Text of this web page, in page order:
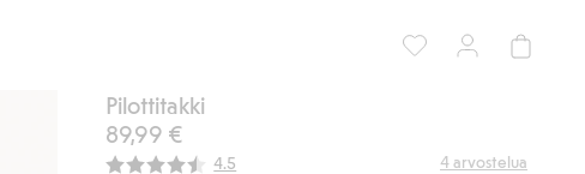
Pilottitakki
89,99 €
Keskimääräinen luokitus:
4.5 4arvostelua